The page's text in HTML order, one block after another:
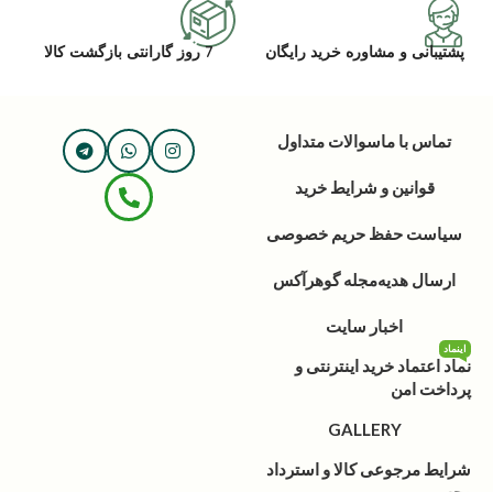
پشتیبانی و مشاوره خرید رایگان 7 روز گارانتی بازگشت کالا
تماس با ماسوالات متداول
قوانین و شرایط خرید
سیاست حفظ حریم خصوصی
ارسال هدیهمجله گوهرآکس
اخبار سایت
نماد اعتماد خرید اینترنتی و
پرداخت امن
اینماد
GALLERY
شرایط مرجوعی کالا و استرداد